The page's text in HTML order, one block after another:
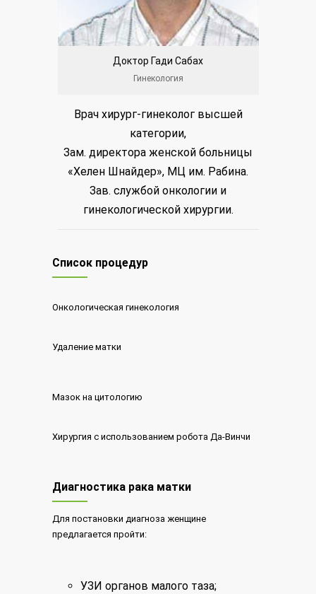
Доктор Гади Сабах
Гинекология
Врач хирург-гинеколог высшей
категории,
Зам. директора женской больницы
«Хелен Шнайдер», МЦ им. Рабина.
Зав. службой онкологии и
гинекологической хирургии.
Список процедур
Онкологическая гинекология
Удаление матки
Мазок на цитологию
Хирургия с использованием робота Да-Винчи
Диагностика рака матки
Для постановки диагноза женщине
предлагается пройти:
УЗИ органов малого таза;